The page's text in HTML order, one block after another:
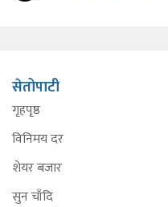
सेतोपाटी
गृहपृष्ठ
विनिमय दर
शेयर बजार
सुन चाँदि